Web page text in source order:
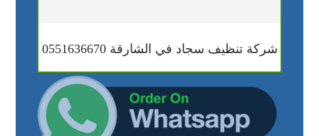
شركة تنظيف سجاد في الشارقة 0551636670